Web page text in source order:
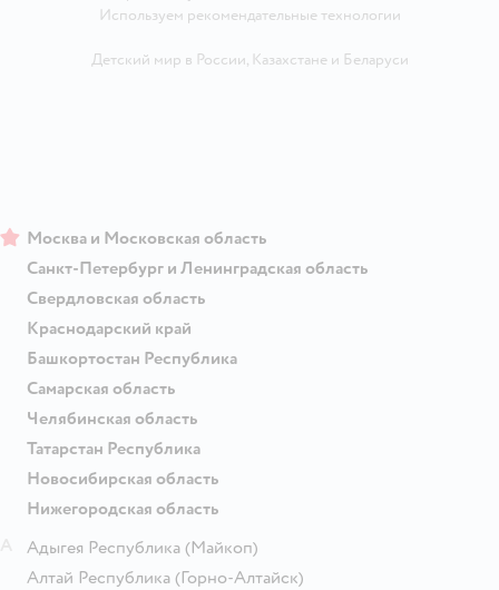
Используем рекомендательные технологии
Детский мир в России, Казахстанеи Беларуси
Москва и Московская область
Санкт-Петербург и Ленинградская область
Свердловская область
Краснодарский край
Башкортостан Республика
Самарская область
Челябинская область
Татарстан Республика
Новосибирская область
Нижегородская область
Адыгея Республика (Майкоп)
Алтай Республика (Горно-Алтайск)